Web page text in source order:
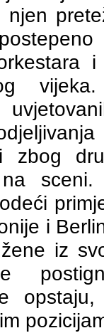
njen
zbog
i
iz